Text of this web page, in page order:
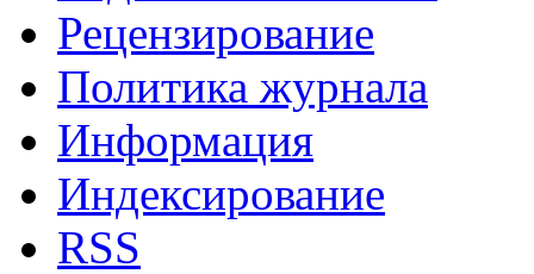
Рецензирование
Политика журнала
Информация
Индексирование
RSS